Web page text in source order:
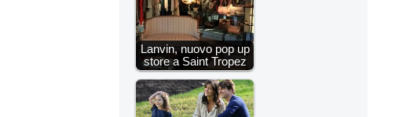
Lanvin, nuovo pop up
store a Saint Tropez